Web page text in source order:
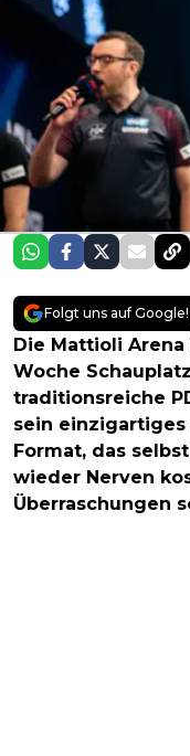
Folgt uns auf Google!
Die Mattioli
Woche
traditionsreiche
sein einzigartiges
Format, das
wieder Nerven
Überraschungen